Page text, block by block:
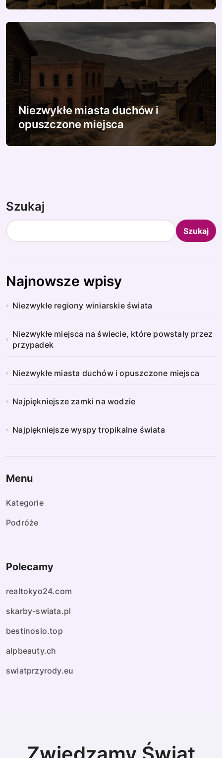
Niezwykłe miasta duchów i
opuszczone miejsca
Szukaj
Szukaj
Najnowsze wpisy
Niezwykłe regiony winiarskie świata
Niezwykłe miejsca na świecie, które powstały przez
przypadek
Niezwykłe miasta duchów i opuszczone miejsca
Najpiękniejsze zamki na wodzie
Najpiękniejsze wyspy tropikalne świata
Menu
Kategorie
Podróże
Polecamy
realtokyo24.com
skarby-swiata.pl
bestinoslo.top
alpbeauty.ch
swiatprzyrody.eu